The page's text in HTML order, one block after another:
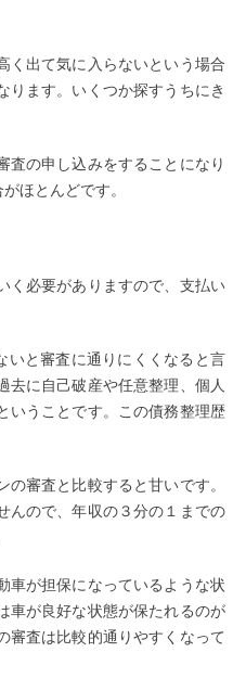
く出て気に入らないという場合
ります。いくつか探すうちにき
査の申し込みをすることになり
ほとんどです。
く必要がありますので、支払い
いと審査に通りにくくなると言
去に自己破産や任意整理、個人
いうことです。この債務整理歴
審査と比較すると甘いです。
んので、年収の３分の１までの
車が担保になっているような状
車が良好な状態が保たれるのが
審査は比較的通りやすくなって